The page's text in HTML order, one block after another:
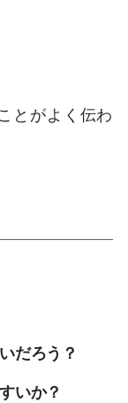
とがよく伝わ
だろう？
いか？